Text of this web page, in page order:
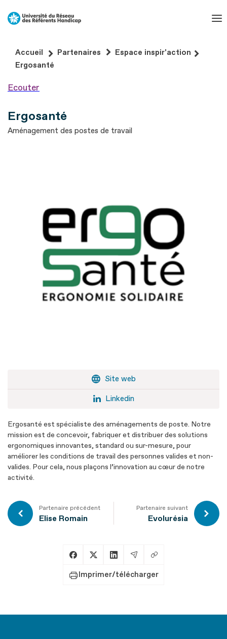
Aller
Aller
au
de
Accueil Partenaires
Espace inspir'action
Ergosanté
Ecouter
Ergosanté
Aménagement des postes de travail
Site web
Linkedin
Ergosanté est spécialiste des aménagements de poste. Notre
mission est de concevoir, fabriquer et distribuer des solutions
ergonomiques innovantes, standard ou sur-mesure, pour
améliorer les conditions de travail des personnes valides et non-
valides. Pour cela, nous plaçons l’innovation au cœur de notre
activité.
Partenaire précédent
Elise Romain
Partenaire suivant
Evolurésia
Partager sur Facebook
Partager sur X
Partager sur LinkedIn
Partager par Email
Copier le lien
Imprimer/télécharger